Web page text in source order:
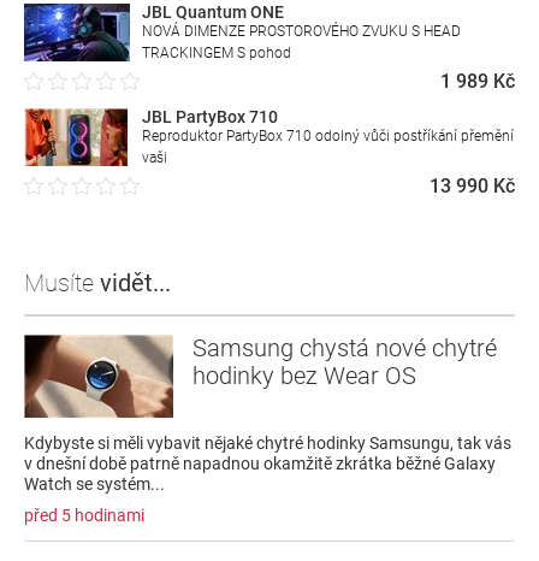
JBL Quantum ONE
NOVÁ DIMENZE PROSTOROVÉHO ZVUKU S HEAD
TRACKINGEM S pohod
1 989 Kč
JBL PartyBox 710
Reproduktor PartyBox 710 odolný vůči postříkání přemění
vaši
13 990 Kč
Musíte vidět...
Samsung chystá nové chytré
hodinky bez Wear OS
Kdybyste si měli vybavit nějaké chytré hodinky Samsungu, tak vás
v dnešní době patrně napadnou okamžitě zkrátka běžné Galaxy
Watch se systém...
před 5 hodinami